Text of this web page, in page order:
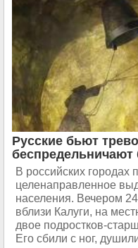
Русские бьют
В российских городах
целенаправленное
населения. Вечером
вблизи Калуги, на
двое подростков-
Его сбили с ног,